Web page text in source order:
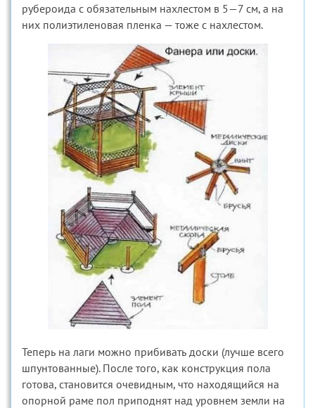
рубероида с обязательным нахлестом в 5—7 см, а на
них полиэтиленовая пленка — тоже с нахлестом.
Теперь на лаги можно прибивать доски (лучше всего
шпунтованные). После того, как конструкция пола
готова, становится очевидным, что находящийся на
опорной раме пол приподнят над уровнем земли на